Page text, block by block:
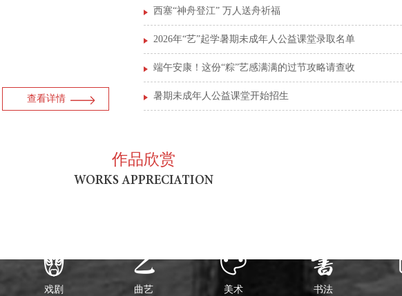
查看详情
西塞“神舟登江” 万人送舟祈福
2026年“艺”起学暑期未成年人公益课堂录取名单
端午安康！这份“粽”艺感满满的过节攻略请查收
暑期未成年人公益课堂开始招生
作品欣赏
WORKS APPRECIATION

戏剧 
曲艺 
美术 
书法